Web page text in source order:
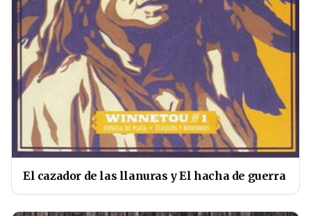
El cazador de las llanuras y El hacha de guerra